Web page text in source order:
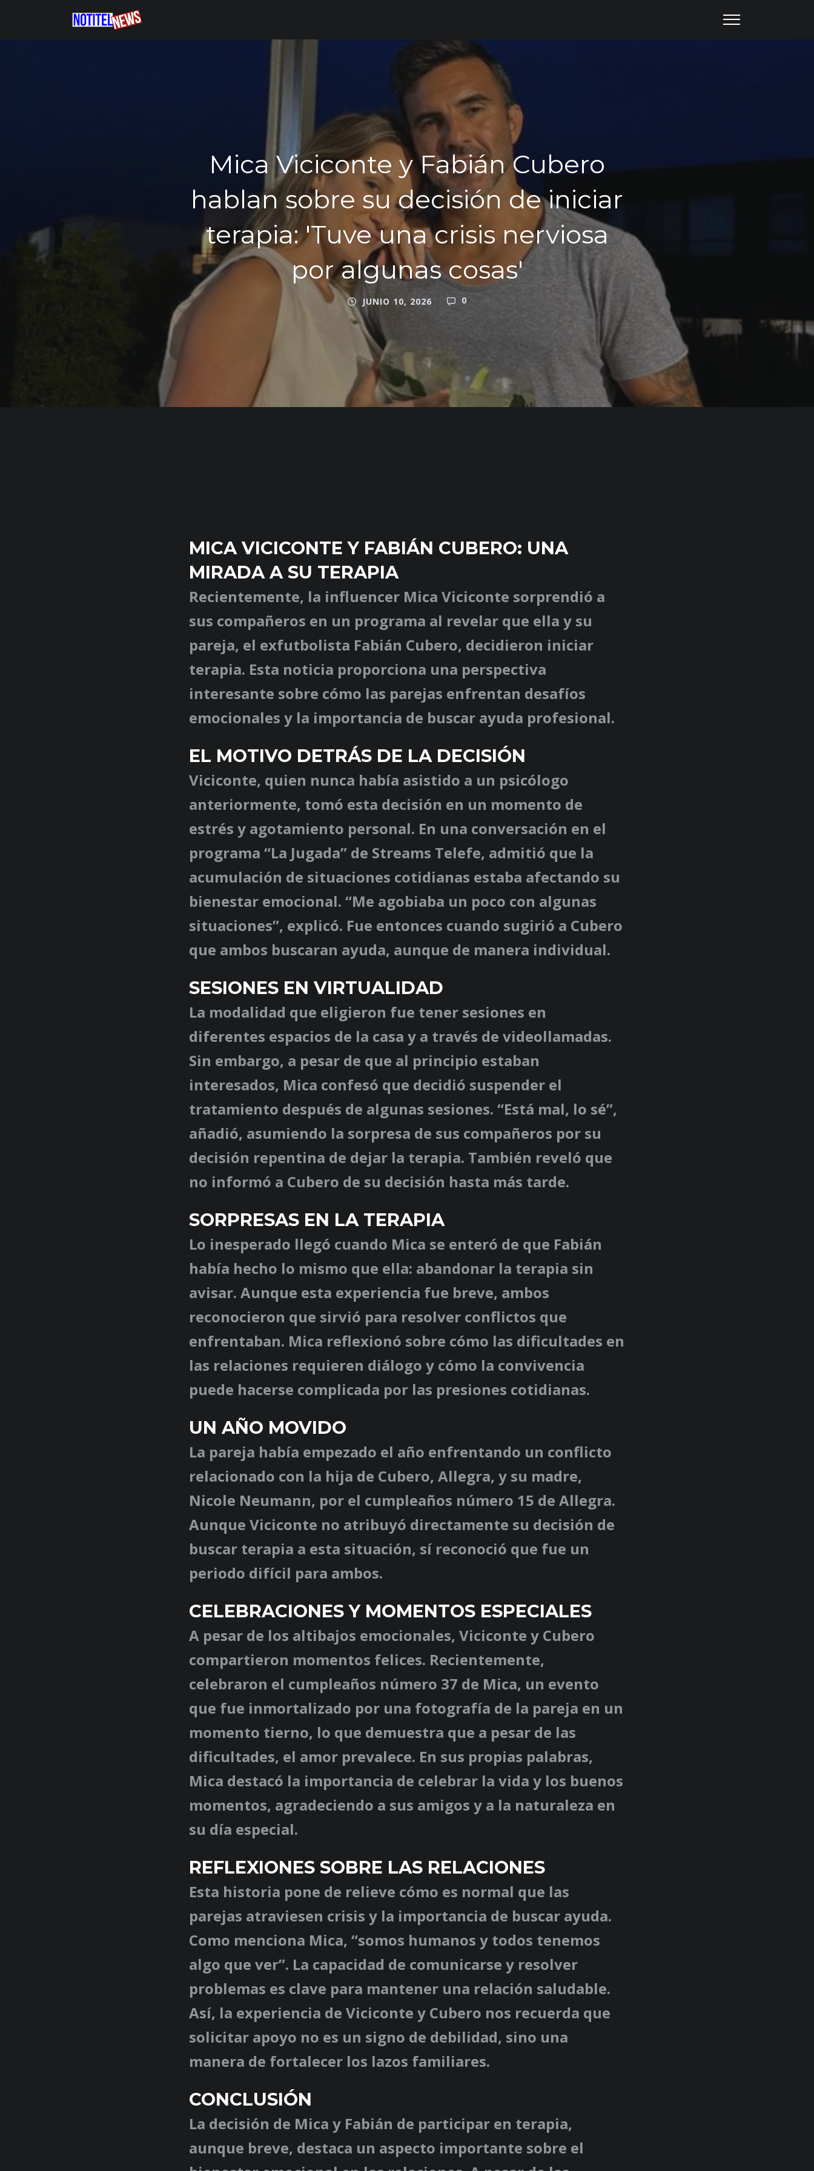
Mica Viciconte y Fabián Cubero
hablan sobre su decisión de iniciar
terapia: 'Tuve una crisis nerviosa
por algunas cosas'
JUNIO 10, 2026 0
MICA VICICONTE Y FABIÁN CUBERO: UNA
MIRADA A SU TERAPIA
Recientemente, la influencer Mica Viciconte sorprendió a
sus compañeros en un programa al revelar que ella y su
pareja, el exfutbolista Fabián Cubero, decidieron iniciar
terapia. Esta noticia proporciona una perspectiva
interesante sobre cómo las parejas enfrentan desafíos
emocionales y la importancia de buscar ayuda profesional.
EL MOTIVO DETRÁS DE LA DECISIÓN
Viciconte, quien nunca había asistido a un psicólogo
anteriormente, tomó esta decisión en un momento de
estrés y agotamiento personal. En una conversación en el
programa “La Jugada” de Streams Telefe, admitió que la
acumulación de situaciones cotidianas estaba afectando su
bienestar emocional. “Me agobiaba un poco con algunas
situaciones”, explicó. Fue entonces cuando sugirió a Cubero
que ambos buscaran ayuda, aunque de manera individual.
SESIONES EN VIRTUALIDAD
La modalidad que eligieron fue tener sesiones en
diferentes espacios de la casa y a través de videollamadas.
Sin embargo, a pesar de que al principio estaban
interesados, Mica confesó que decidió suspender el
tratamiento después de algunas sesiones. “Está mal, lo sé”,
añadió, asumiendo la sorpresa de sus compañeros por su
decisión repentina de dejar la terapia. También reveló que
no informó a Cubero de su decisión hasta más tarde.
SORPRESAS EN LA TERAPIA
Lo inesperado llegó cuando Mica se enteró de que Fabián
había hecho lo mismo que ella: abandonar la terapia sin
avisar. Aunque esta experiencia fue breve, ambos
reconocieron que sirvió para resolver conflictos que
enfrentaban. Mica reflexionó sobre cómo las dificultades en
las relaciones requieren diálogo y cómo la convivencia
puede hacerse complicada por las presiones cotidianas.
UN AÑO MOVIDO
La pareja había empezado el año enfrentando un conflicto
relacionado con la hija de Cubero, Allegra, y su madre,
Nicole Neumann, por el cumpleaños número 15 de Allegra.
Aunque Viciconte no atribuyó directamente su decisión de
buscar terapia a esta situación, sí reconoció que fue un
periodo difícil para ambos.
CELEBRACIONES Y MOMENTOS ESPECIALES
A pesar de los altibajos emocionales, Viciconte y Cubero
compartieron momentos felices. Recientemente,
celebraron el cumpleaños número 37 de Mica, un evento
que fue inmortalizado por una fotografía de la pareja en un
momento tierno, lo que demuestra que a pesar de las
dificultades, el amor prevalece. En sus propias palabras,
Mica destacó la importancia de celebrar la vida y los buenos
momentos, agradeciendo a sus amigos y a la naturaleza en
su día especial.
REFLEXIONES SOBRE LAS RELACIONES
Esta historia pone de relieve cómo es normal que las
parejas atraviesen crisis y la importancia de buscar ayuda.
Como menciona Mica, “somos humanos y todos tenemos
algo que ver”. La capacidad de comunicarse y resolver
problemas es clave para mantener una relación saludable.
Así, la experiencia de Viciconte y Cubero nos recuerda que
solicitar apoyo no es un signo de debilidad, sino una
manera de fortalecer los lazos familiares.
CONCLUSIÓN
La decisión de Mica y Fabián de participar en terapia,
aunque breve, destaca un aspecto importante sobre el